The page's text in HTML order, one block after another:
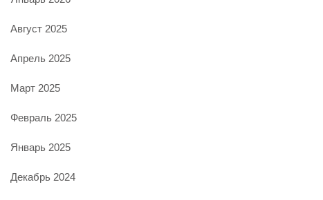
Август 2025
Апрель 2025
Март 2025
Февраль 2025
Январь 2025
Декабрь 2024